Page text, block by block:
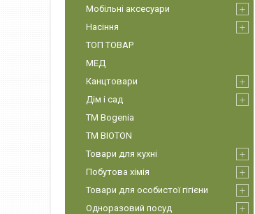
Мобільні аксесуари
Насіння
ТОП ТОВАР
МЕД
Канцтовари
Дім і сад
ТМ Bogenia
ТМ BIOTON
Товари для кухні
Побутова хімія
Товари для особистої гігієни
Одноразовий посуд